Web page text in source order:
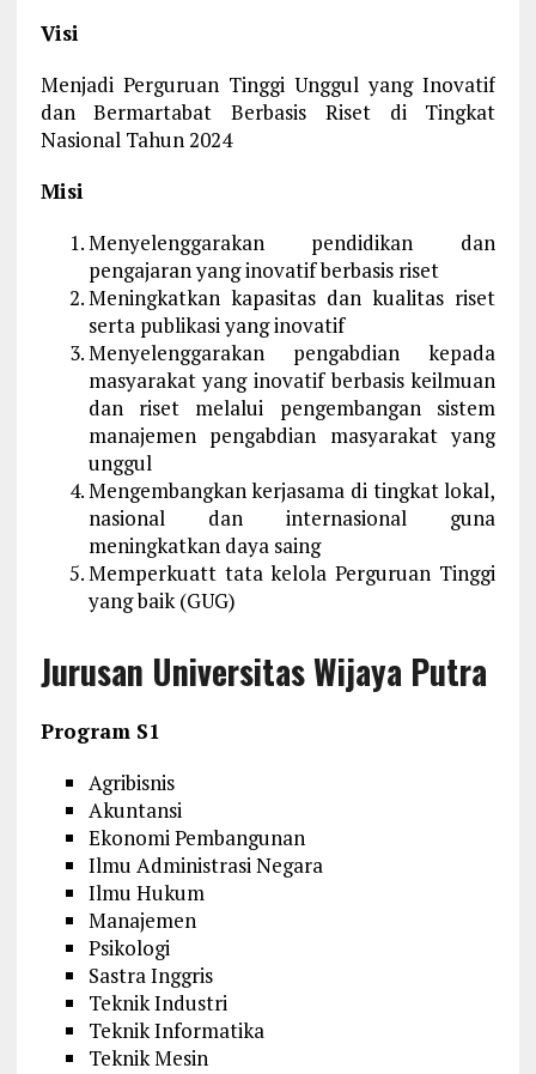
Visi
Menjadi Perguruan Tinggi Unggul yang Inovatif
dan Bermartabat Berbasis Riset di Tingkat
Nasional Tahun 2024
Misi
Menyelenggarakan pendidikan dan
pengajaran yang inovatif berbasis riset
Meningkatkan kapasitas dan kualitas riset
serta publikasi yang inovatif
Menyelenggarakan pengabdian kepada
masyarakat yang inovatif berbasis keilmuan
dan riset melalui pengembangan sistem
manajemen pengabdian masyarakat yang
unggul
Mengembangkan kerjasama di tingkat lokal,
nasional dan internasional guna
meningkatkan daya saing
Memperkuatt tata kelola Perguruan Tinggi
yang baik (GUG)
Jurusan Universitas Wijaya Putra
Program S1
Agribisnis
Akuntansi
Ekonomi Pembangunan
Ilmu Administrasi Negara
Ilmu Hukum
Manajemen
Psikologi
Sastra Inggris
Teknik Industri
Teknik Informatika
Teknik Mesin